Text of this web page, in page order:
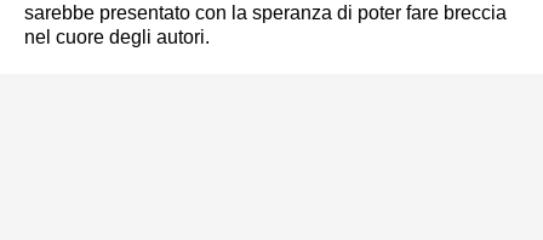
sarebbe presentato con la speranza di poter fare breccia
nel cuore degli autori.